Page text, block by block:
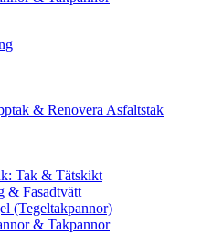
& Renovera Asfaltstak
Tak & Tätskikt
& Fasadtvätt
(Tegeltakpannor)
& Takpannor